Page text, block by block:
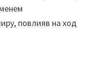
повлияв на ход